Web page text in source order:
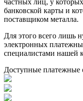
частных лиц, у
банковской карты и
поставщиком металла.
Для этого всего лишь
электронных
специалистами нашей
Доступные платежные